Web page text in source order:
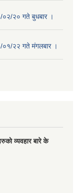
०२/२० गते बुधबार ।
०१/२२ गते मंगलबार ।
व्यवहार बारे के